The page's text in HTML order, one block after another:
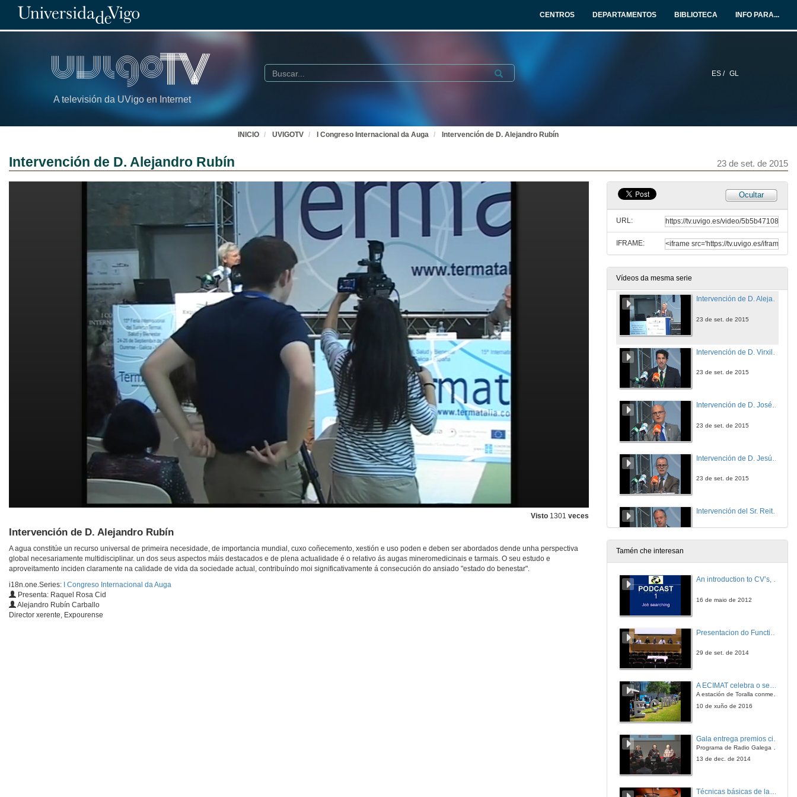
CENTROS DEPARTAMENTOS BIBLIOTECA INFO PARA...
A televisión da UVigo en Internet
ES / GL
Buscar Submit
INICIO UVIGOTV I Congreso Internacional da Auga Intervención de D. Alejandro Rubín
Intervención de D. Alejandro Rubín 23 de set. de 2015
Visto 1301 veces
Intervención de D. Alejandro Rubín
A agua constitúe un recurso universal de primeira necesidade, de importancia mundial, cuxo coñecemento, xestión e uso poden e deben ser abordados dende unha perspectiva
global necesariamente multidisciplinar. un dos seus aspectos máis destacados e de plena actualidade é o relativo ás augas mineromedicinais e tarmais. O seu estudo e
aproveitamento inciden claramente na calidade de vida da sociedade actual, contribuíndo moi significativamente á consecución do ansiado "estado do benestar".
i18n.one.Series:
I Congreso Internacional da Auga
Presenta: Raquel Rosa Cid
Alejandro Rubín Carballo
Director xerente, Expourense
Ocultar
URL:
IFRAME:
Vídeos da mesma serie
Estratexia 2013-2020 de cooperación público-privada para o desenvolvemento do sector termal provincial a través dun modelo innovador Smart Termalismo Social Pontevedra
23 de set. de 2015
Apertura da sesión
Vídeo explicativo
23 de set. de 2015
Intervención de D. Alejandro Rubín
23 de set. de 2015
23 de set. de 2015
Intervención de D. José Manuel Baltar
23 de set. de 2015
23 de set. de 2015
Intervención del Sr. Reitor Magfco. Salustiano Mato
Presentación de Mário Passos
23 de set. de 2015
23 de set. de 2015
Tamén che interesan
An introduction to CV’s, letters, and job searching
16 de maio de 2012
29 de set. de 2014
A ECIMAT celebra o seu décimo aniversario
A estación de Toralla conmemora a efeméride asinando un convenio coa Universidad del País Vasco
10 de xuño de 2016
Programa de Radio Galega "Efervescencia"
13 de dec. de 2014
Técnicas básicas de laboratorio aplicadas á bioloxía